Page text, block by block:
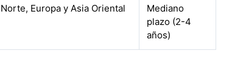
Europa y Asia Oriental
Mediano
plazo (2-4
años)